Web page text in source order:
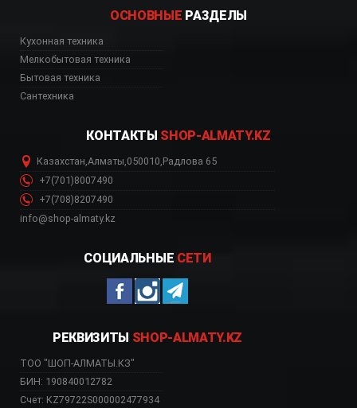
AS
ОСНОВНЫЕ РАЗДЕЛЫ
Кухонная техника
Мелкобытовая техника
Бытовая техника
Сантехника
КОНТАКТЫ SHOP-ALMATY.KZ
Казахстан,Алматы,050010,Радлова 65
+7(701)8007490
+7(708)8207490
info@shop-almaty.kz
СОЦИАЛЬНЫЕ СЕТИ
РЕКВИЗИТЫ SHOP-ALMATY.KZ
ТОО "ШОП-АЛМАТЫ.КЗ"
БИН: 190840012782
Счет: KZ79722S000002477934